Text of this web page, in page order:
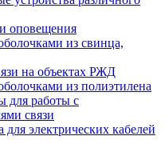
оповещения
из свинца,
на объектах РЖД
из полиэтилена
для работы с
связи
электрических кабелей